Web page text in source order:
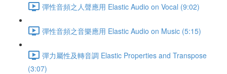
彈性音頻之人聲應用 Elastic Audio on Vocal (9:02)
彈性音頻之音樂應用 Elastic Audio on Music (5:15)
彈力屬性及轉音調 Elastic Properties and Transpose
(3:07)